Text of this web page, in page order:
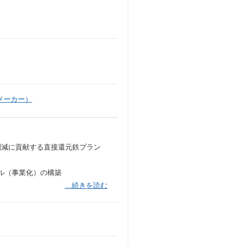
カー）
に貢献する直接還元鉄プラン
（事業化）の構築
…続きを読む